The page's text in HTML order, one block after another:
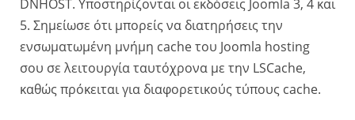
DNHOST. Υποστηρίζονται οι εκδόσεις Joomla 3, 4 και
5. Σημείωσε ότι μπορείς να διατηρήσεις την
ενσωματωμένη μνήμη cache του Joomla hosting
σου σε λειτουργία ταυτόχρονα με την LSCache,
καθώς πρόκειται για διαφορετικούς τύπους cache.